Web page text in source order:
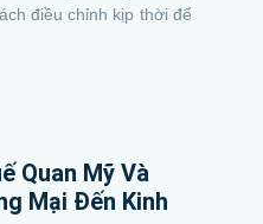
điều chỉnh kịp thời để
Quan Mỹ Và
Mại Đến Kinh